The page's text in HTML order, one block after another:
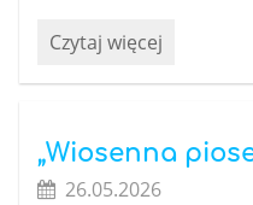
Święto
Patronki
Konopnickiej:
Czytaj więcej
„Wiosenna
26.05.2026